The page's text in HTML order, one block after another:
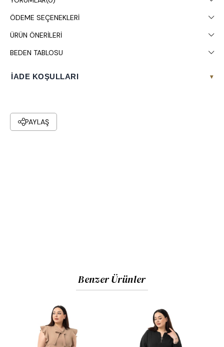
ÖDEME SEÇENEKLERI
ÜRÜN ÖNERILERI
BEDEN TABLOSU
İADE KOŞULLARI ▾
PAYLAŞ
Benzer Ürünler